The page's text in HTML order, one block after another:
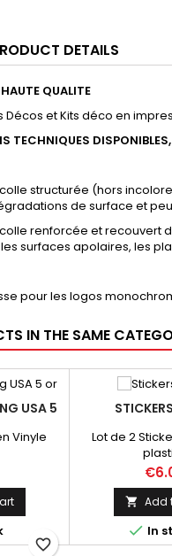
DETAILS
QUALITE
et Kits déco en
TECHNIQUES
structurée (hors
de surface et
renforcée et recouvert
surfaces apolaires, les
pour les logos
IN THE SAME
USA 5
Vinyle
favorite_border
Lot de 2
 Add
 In